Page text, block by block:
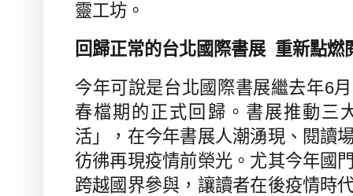
靈工坊。
回歸正常的台北國際書展 重新點燃
今年可說是台北國際書展繼去年6
春檔期的正式回歸。書展推動三
活」，在今年書展人潮湧現、閱讀
彷彿再現疫情前榮光。尤其今年國
跨越國界參與，讓讀者在後疫情時